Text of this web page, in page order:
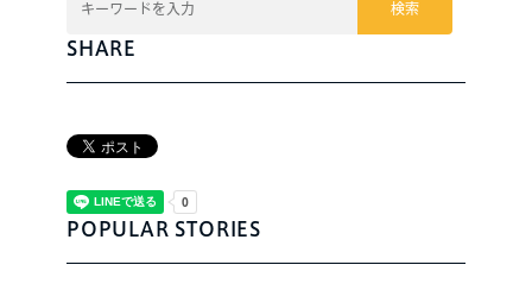
検索
SHARE
POPULAR STORIES